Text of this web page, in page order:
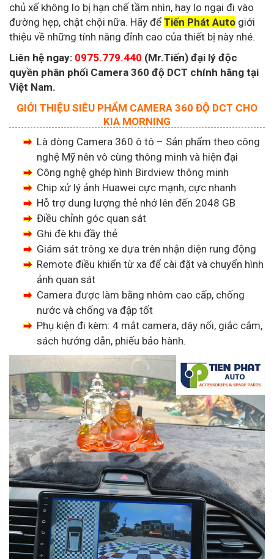
chủ xế không lo bị hạn chế tầm nhìn, hay lo ngại đi vào
đường hẹp, chật chội nữa. Hãy để Tiến Phát Auto giới
thiệu về những tính năng đỉnh cao của thiết bị này nhé.
Liên hệ ngay: 0975.779.440 (Mr.Tiến) đại lý độc
quyền phân phối Camera 360 độ DCT chính hãng tại
Việt Nam.
GIỚI THIỆU SIÊU PHẨM CAMERA 360 ĐỘ DCT CHO
KIA MORNING
Là dòng Camera 360 ô tô – Sản phẩm theo công
nghệ Mỹ nên vô cùng thông minh và hiện đại
Công nghệ ghép hình Birdview thông minh
Chip xử lý ảnh Huawei cực mạnh, cực nhanh
Hỗ trợ dung lượng thẻ nhớ lên đến 2048 GB
Điều chỉnh góc quan sát
Ghi đè khi đầy thẻ
Giám sát trông xe dựa trên nhận diện rung động
Remote điều khiển từ xa để cài đặt và chuyển hình
ảnh quan sát
Camera được làm bằng nhôm cao cấp, chống
nước và chống va đập tốt
Phụ kiện đi kèm: 4 mắt camera, dây nối, giắc cắm,
sách hướng dẫn, phiếu bảo hành.